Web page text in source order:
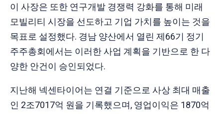
이 사장은 또한 연구개발 경쟁력 강화를 통해 미래
모빌리티 시장을 선도하고 기업 가치를 높이는 것을
목표로 설정했다. 경남 양산에서 열린 제66기 정기
주주총회에서는 이러한 사업 계획을 기반으로 한 다
양한 안건이 승인되었다.
지난해 넥센타이어는 연결 기준으로 사상 최대 매출
인 2조7017억 원을 기록했으며, 영업이익은 1870억